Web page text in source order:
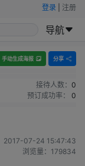
登录 注册
导航
手动生成海报 分享
接待人数： 0
预订成功率：
0
2017-07-24 15:47:43
浏览量： 179834